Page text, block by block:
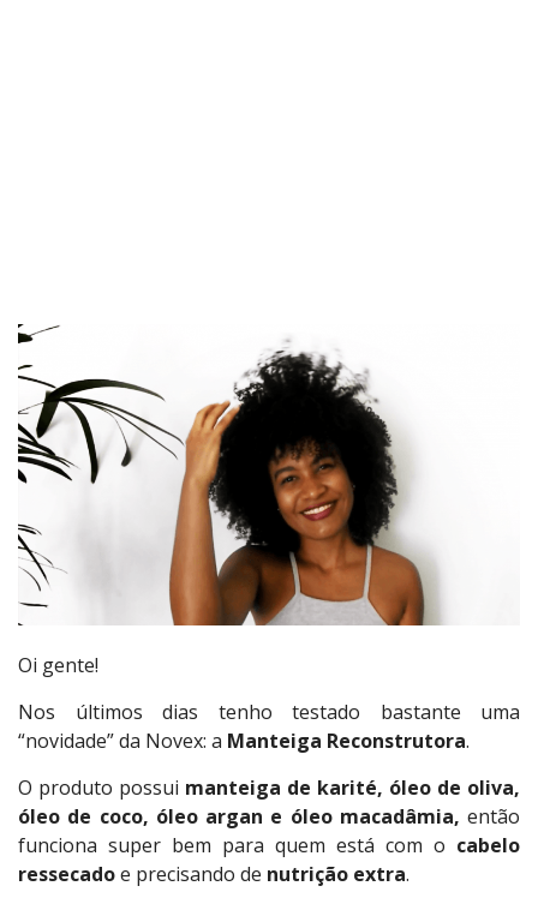
Oi gente!
Nos últimos dias tenho testado bastante uma
“novidade” da Novex: a Manteiga Reconstrutora.
O produto possui manteiga de karité, óleo de oliva,
óleo de coco, óleo argan e óleo macadâmia, então
funciona super bem para quem está com o cabelo
ressecadoe precisando de nutrição extra.